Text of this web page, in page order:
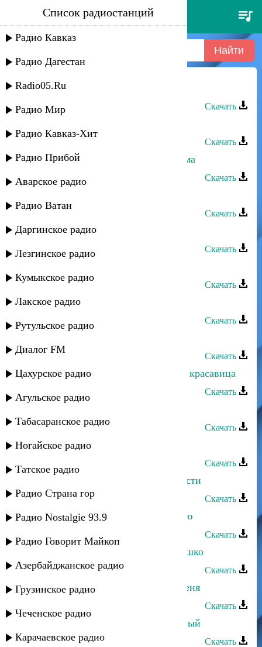
мурат тхагалегов - по-любому
Список радиостанций
Радио Кавказ
Радио Дагестан
Radio05.Ru
Радио Мир
Радио Кавказ-Хит
Радио Прибой
Аварское радио
Радио Ватан
Даргинское радио
Лезгинское радио
Кумыкское радио
Лакское радио
Рутульское радио
Диалог FM
Цахурское радио
Агульское радио
Табасаранское радио
Ногайское радио
Татское радио
Радио Страна гор
Радио Nostalgie 93.9
Радио Говорит Майкоп
Азербайджанское радио
Грузинское радио
Чеченское радио
Карачаевское радио
Мурат Тхагалегов - По-любому
Скачать
Скачать
Мурат Тхагалегов - Фальшивая дама
Скачать
Скачать
Мурат Тхагалегов - Кайфую
Скачать
Скачать
Мурат Тхагалегов - Под луной
Скачать
Скачать
Мурат Тхагалегов - Не влюбляйся, красавица
Скачать
Скачать
Мурат Тхагалегов - Заключенная
Скачать
Мурат Тхагалегов - А ты меня прости
Скачать
Мурат Тхагалегов - Я с ней кайфую
Скачать
Мурат Тхагалегов - Выгляни в окошко
Скачать
Мурат Тхагалегов - Не оставляй меня
Скачать
Мурат Тхагалегов - Я сегодня пьяный
Скачать